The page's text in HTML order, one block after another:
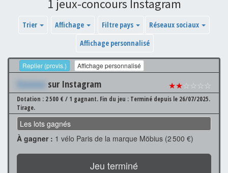
1 jeux-concours Instagram
Trier Affichage Filtre pays
Réseaux sociaux
Affichage personnalisé
Replier (provis.) Affichage personnalisé
Xxxxxxx sur Instagram ★★☆☆☆☆
Dotation : 2 500 € / 1 gagnant. Fin du jeu : Terminé depuis le 26/07/2025.
Tirage.
Les lots gagnés
À gagner : 1 vélo Paris de la marque Möbius (2 500 €)
Jeu terminé